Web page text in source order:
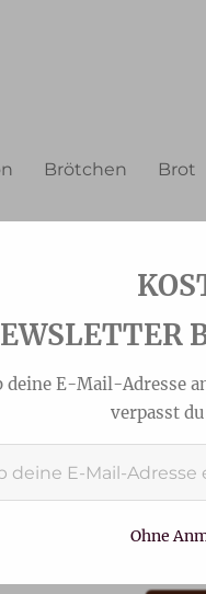
Brötchen Brot
deine E-Mail-Adresse
verpasst
Ohne